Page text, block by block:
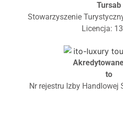
Tursab
Stowarzyszenie
Licencja:
to
Nr rejestru Izby Handlowej